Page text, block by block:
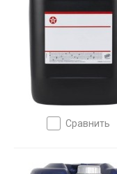
сравнить